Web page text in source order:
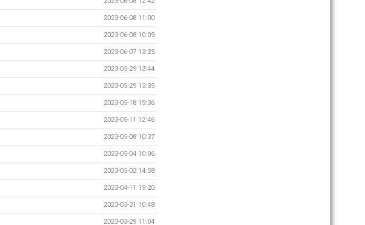
2023-06-08 11:00
2023-06-08 10:09
2023-06-07 13:25
2023-05-29 13:44
2023-05-29 13:35
2023-05-18 19:36
2023-05-11 12:46
2023-05-08 10:37
2023-05-04 10:06
2023-05-02 14:58
2023-04-11 19:20
2023-03-31 10:48
2023-03-29 11:04